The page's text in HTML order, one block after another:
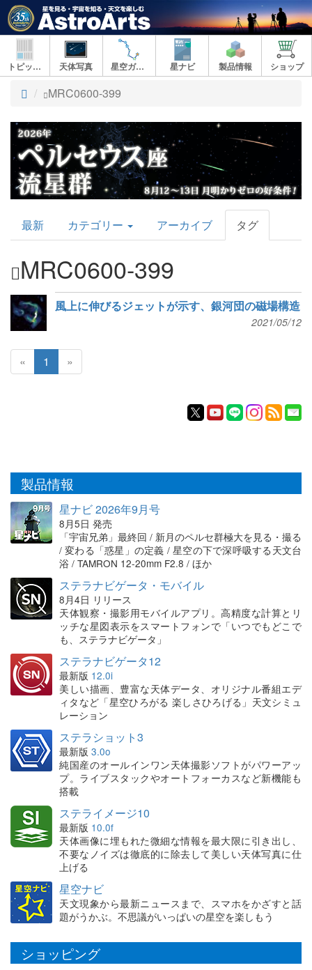
トピックス 天体写真 星空ガイド 星ナビ 製品情報 ショップ
ト
プ
MRC0600-399
AstroArts
Topics
最新 カテゴリー アーカイブ タグ
MRC0600-399
風上に伸びるジェットが示す、銀河団の磁場構造
2021/05/12
« 1 »
製品情報
星ナビ 2026年9月号
8月5日 発売
「宇宙兄弟」最終回 / 新月のペルセ群極大を見る・撮る
/ 変わる「惑星」の定義 / 星空の下で深呼吸する天文台
浴 / TAMRON 12-20mm F2.8 / ほか
ステラナビゲータ・モバイル
8月4日 リリース
天体観察・撮影用モバイルアプリ。高精度な計算とリ
ッチな星図表示をスマートフォンで「いつでもどこで
も、ステラナビゲータ」
ステラナビゲータ12
最新版 12.0i
美しい描画、豊富な天体データ、オリジナル番組エデ
ィタなど「星空ひろがる 楽しさひろげる」天文シミュ
レーション
ステラショット3
最新版 3.0o
純国産のオールインワン天体撮影ソフトがパワーアッ
プ。ライブスタックやオートフォーカスなど新機能も
搭載
ステライメージ10
最新版 10.0f
天体画像に埋もれた微細な情報を最大限に引き出し、
不要なノイズは徹底的に除去して美しい天体写真に仕
上げる
星空ナビ
天文現象から最新ニュースまで、スマホをかざすと話
題がうかぶ。不思議がいっぱいの星空を楽しもう
ショッピング